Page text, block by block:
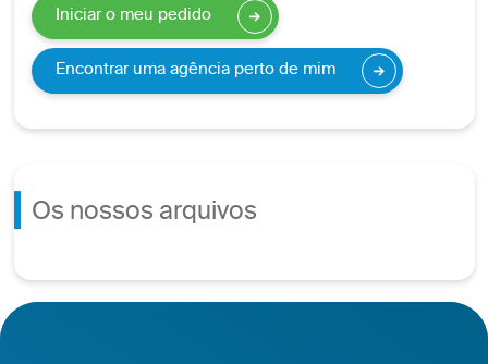
Iniciar o meu pedido
Encontrar uma agência perto de mim
Os nossos arquivos